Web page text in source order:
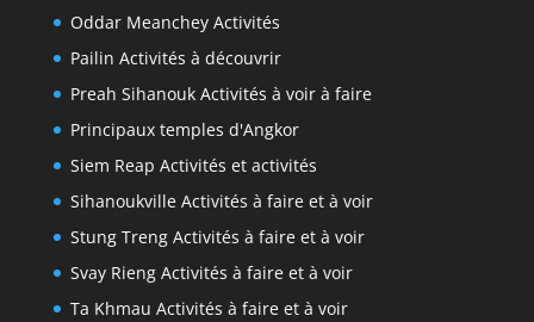
Oddar Meanchey Activités
Pailin Activités à découvrir
Preah Sihanouk Activités à voir à faire
Principaux temples d'Angkor
Siem Reap Activités et activités
Sihanoukville Activités à faire et à voir
Stung Treng Activités à faire et à voir
Svay Rieng Activités à faire et à voir
Ta Khmau Activités à faire et à voir